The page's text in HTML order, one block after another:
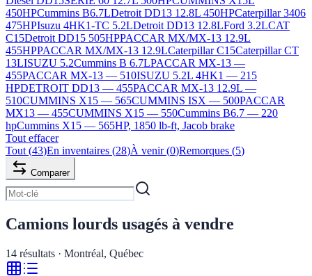
450HPCummins B6.7LDetroit DD13 12.8L 450HPCaterpillar 3406
475HPIsuzu 4HK1-TC 5.2LDetroit DD13 12.8LFord 3.2LCAT
C15Detroit DD15 505HPPACCAR MX/MX-13 12.9L
455HPPACCAR MX/MX-13 12.9LCaterpillar C15Caterpillar CT
13LISUZU 5.2Cummins B 6.7LPACCAR MX-13 —
455PACCAR MX-13 — 510ISUZU 5.2L 4HK1 — 215
HPDETROIT DD13 — 455PACCAR MX-13 12.9L —
510CUMMINS X15 — 565CUMMINS ISX — 500PACCAR
MX13 — 455CUMMINS X15 — 550Cummins B6.7 — 220
hpCummins X15 — 565HP, 1850 lb-ft, Jacob brake
Tout effacer
Tout (43)En inventaires (28)À venir (0)Remorques (5)
Comparer
Camions lourds usagés à vendre
14 résultats · Montréal, Québec